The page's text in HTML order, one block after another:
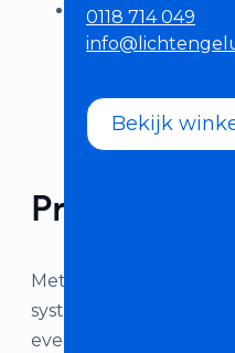
0118 714 049
Bekijk
Product
Met deze HK Actor
systeem in huis. Deze
evenementen tot